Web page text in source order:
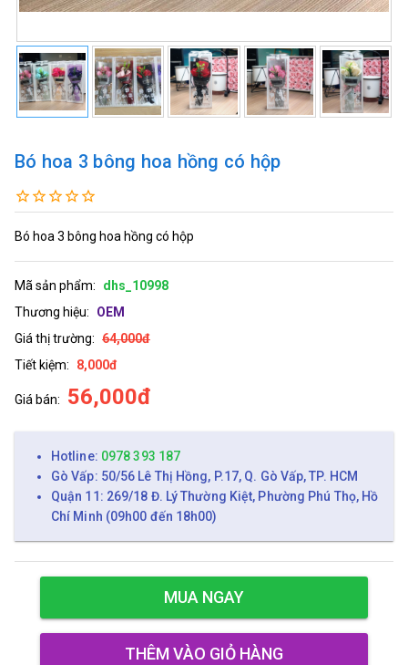
Bó hoa 3 bông hoa hồng có hộp
Bó hoa 3 bông hoa hồng có hộp
Mã sản phẩm:
dhs_10998
Thương hiệu:
OEM
Giá thị trường: 64,000đ
Tiết kiệm:
8,000đ
Giá bán: 56,000đ
Hotline: 0978 393 187
Gò Vấp: 50/56 Lê Thị Hồng, P.17, Q. Gò Vấp, TP. HCM
Quận 11: 269/18 Đ. Lý Thường Kiệt, Phường Phú Thọ, Hồ
Chí Minh (09h00 đến 18h00)
MUA NGAY
THÊM VÀO GIỎ HÀNG